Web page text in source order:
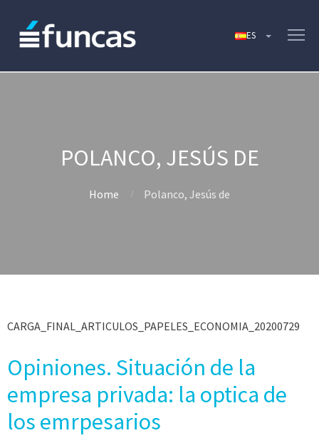
POLANCO, JESÚS DE
Home Polanco, Jesús de
CARGA_FINAL_ARTICULOS_PAPELES_ECONOMIA_20200729
Opiniones. Situación de la
empresa privada: la optica de
los emrpesarios